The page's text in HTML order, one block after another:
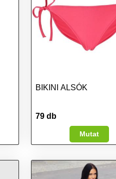
BIKINI ALSÓK
79 db
Mutat